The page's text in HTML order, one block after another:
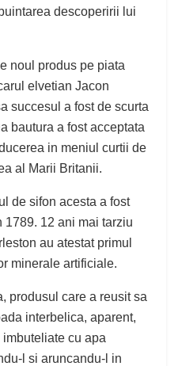
descoperirii lui
noul produs pe piata
elvetian Jacon
succesul a fost de scurta
bautura a fost acceptata
in meniul curtii de
al Marii Britanii.
de sifon acesta a fost
1789. 12 ani mai tarziu
au atestat primul
minerale artificiale.
produsul care a reusit sa
interbelica, aparent,
cu apa
l si aruncandu-l in